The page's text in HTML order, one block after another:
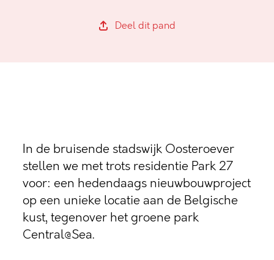
Deel dit pand
In de bruisende stadswijk Oosteroever
stellen we met trots residentie Park 27
voor: een hedendaags nieuwbouwproject
op een unieke locatie aan de Belgische
kust, tegenover het groene park
Central@Sea.